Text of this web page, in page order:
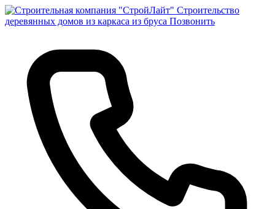
Строительство
деревянных домов из каркаса из бруса Позвонить